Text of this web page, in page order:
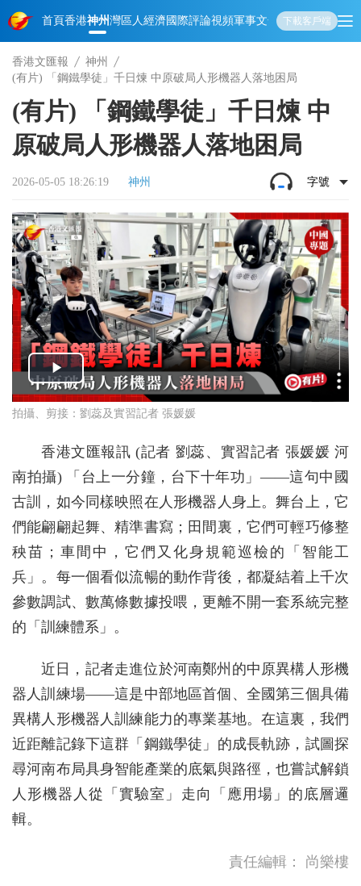
首頁香港神州灣區人經濟國際評論視頻軍事文化 娛樂生活教育體
下載客戶端
香港文匯報
神州
(有片) 「鋼鐵學徒」千日煉 中原破局人形機器人落地困局
(有片) 「鋼鐵學徒」千日煉 中
原破局人形機器人落地困局
2026-05-05 18:26:19 神州 字號
拍攝、剪接：劉蕊及實習記者 張媛媛
香港文匯報訊 (記者 劉蕊、實習記者 張媛媛 河
南拍攝) 「台上一分鐘，台下十年功」——這句中國
古訓，如今同樣映照在人形機器人身上。舞台上，它
們能翩翩起舞、精準書寫；田間裏，它們可輕巧修整
秧苗；車間中，它們又化身規範巡檢的「智能工
兵」。每一個看似流暢的動作背後，都凝結着上千次
參數調試、數萬條數據投喂，更離不開一套系統完整
的「訓練體系」。
近日，記者走進位於河南鄭州的中原異構人形機
器人訓練場——這是中部地區首個、全國第三個具備
異構人形機器人訓練能力的專業基地。在這裏，我們
近距離記錄下這群「鋼鐵學徒」的成長軌跡，試圖探
尋河南布局具身智能產業的底氣與路徑，也嘗試解鎖
人形機器人從「實驗室」走向「應用場」的底層邏
輯。
責任編輯： 尚樂樓